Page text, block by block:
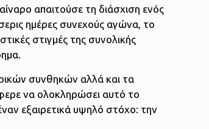
απαιτούσε τη διάσχιση ενός
ημέρες συνεχούς αγώνα, το
στιγμές της συνολικής
συνθηκών αλλά και τα
να ολοκληρώσει αυτό το
εξαιρετικά υψηλό στόχο: την